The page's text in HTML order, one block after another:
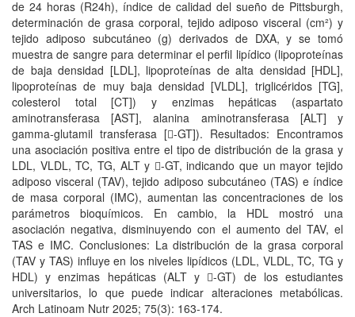
de 24 horas (R24h), índice de calidad del sueño de Pittsburgh,
determinación de grasa corporal, tejido adiposo visceral (cm²) y
tejido adiposo subcutáneo (g) derivados de DXA, y se tomó
muestra de sangre para determinar el perfil lipídico (lipoproteínas
de baja densidad [LDL], lipoproteínas de alta densidad [HDL],
lipoproteínas de muy baja densidad [VLDL], triglicéridos [TG],
colesterol total [CT]) y enzimas hepáticas (aspartato
aminotransferasa [AST], alanina aminotransferasa [ALT] y
gamma-glutamil transferasa [-GT]). Resultados: Encontramos
una asociación positiva entre el tipo de distribución de la grasa y
LDL, VLDL, TC, TG, ALT y -GT, indicando que un mayor tejido
adiposo visceral (TAV), tejido adiposo subcutáneo (TAS) e índice
de masa corporal (IMC), aumentan las concentraciones de los
parámetros bioquímicos. En cambio, la HDL mostró una
asociación negativa, disminuyendo con el aumento del TAV, el
TAS e IMC. Conclusiones: La distribución de la grasa corporal
(TAV y TAS) influye en los niveles lipídicos (LDL, VLDL, TC, TG y
HDL) y enzimas hepáticas (ALT y -GT) de los estudiantes
universitarios, lo que puede indicar alteraciones metabólicas.
Arch Latinoam Nutr 2025; 75(3): 163-174.